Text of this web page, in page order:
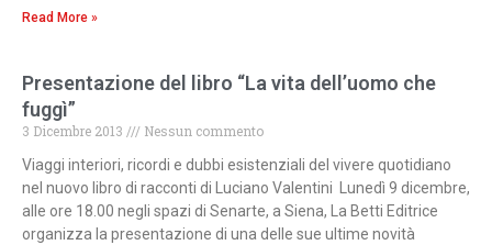
Read More »
Presentazione del libro “La vita dell’uomo che
fuggì”
3 Dicembre 2013
Nessun commento
Viaggi interiori, ricordi e dubbi esistenziali del vivere quotidiano
nel nuovo libro di racconti di Luciano Valentini Lunedì 9 dicembre,
alle ore 18.00 negli spazi di Senarte, a Siena, La Betti Editrice
organizza la presentazione di una delle sue ultime novità